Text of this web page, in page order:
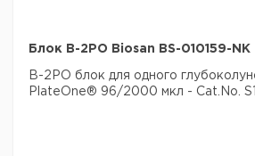
Блок B-2PO Biosan BS-010159-NK
B-2PO блок для одного
PlateOne® 96/2000 мкл - Cat.No.